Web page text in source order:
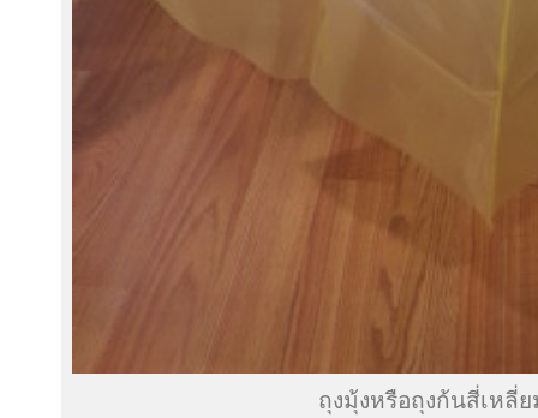
ถุงมุ้งหรือถุงก้นสี่เหลี่